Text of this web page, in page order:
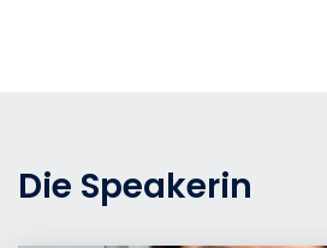
Die Speakerin